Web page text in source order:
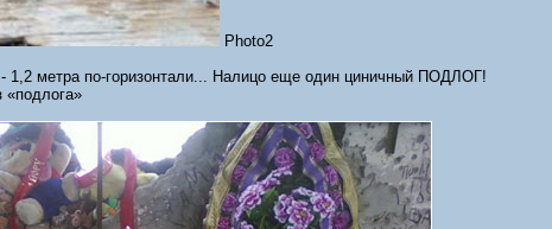
Photo2
1,2 метра по-горизонтали... Налицо еще один циничный ПОДЛОГ!